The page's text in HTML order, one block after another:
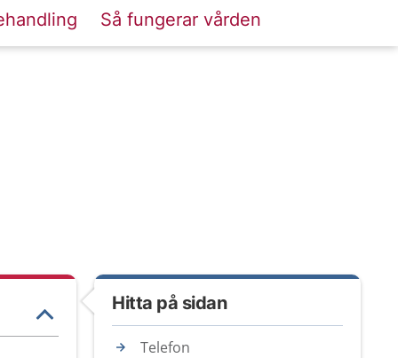
Så fungerar vården
Hitta på sidan
Telefon